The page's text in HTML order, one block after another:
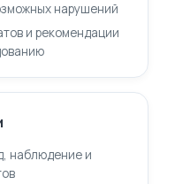
нарушений
и рекомендации
наблюдение и